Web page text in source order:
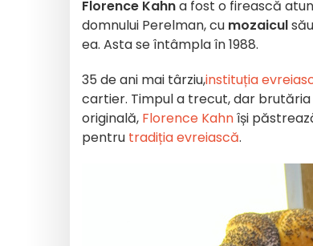
Florence Kahna fost o firească
domnului Perelman, cu mozaicul
ea. Asta se întâmpla în 1988.
35 de ani mai târziu,instituția
cartier. Timpul a trecut, dar
originală, Florence Kahnîși
pentru tradiția evreiască.